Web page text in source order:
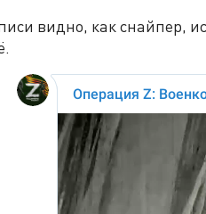
видно, как снайпер,